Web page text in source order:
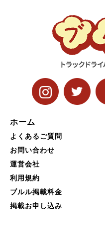
ホーム
よくあるご質問
お問い合わせ
運営会社
利用規約
ブルル掲載料金
掲載お申し込み